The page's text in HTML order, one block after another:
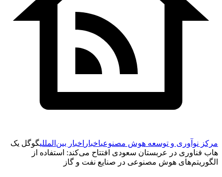
مرکز نوآوری و توسعه هوش مصنوعیاخبار اخبار بین‌المللیگوگل یک
هاب فناوری در عربستان سعودی افتتاح می‌کند: استفاده از
الگوریتم‌های هوش مصنوعی در صنایع نفت و گاز